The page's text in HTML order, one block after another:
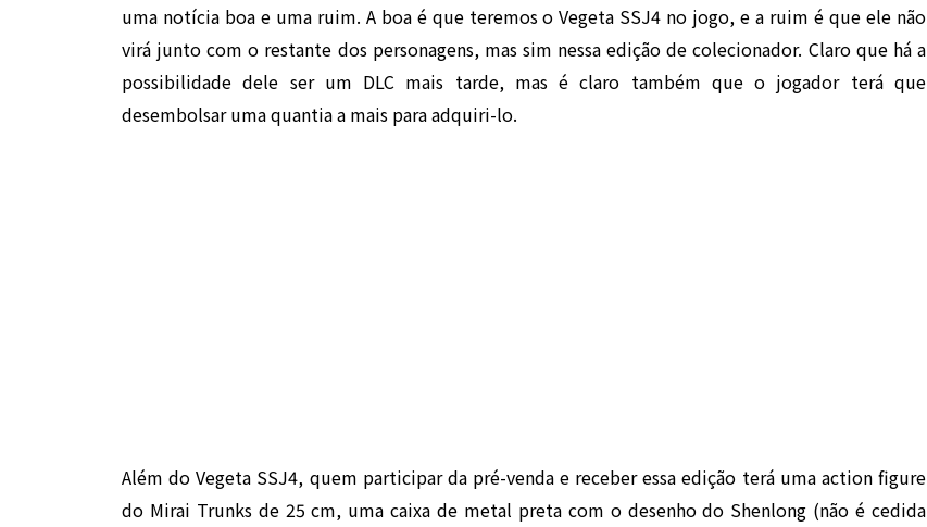
uma notícia boa e uma ruim. A boa é que teremos o Vegeta SSJ4 no jogo, e a ruim é que ele não
virá junto com o restante dos personagens, mas sim nessa edição de colecionador. Claro que há a
possibilidade dele ser um DLC mais tarde, mas é claro também que o jogador terá que
desembolsar uma quantia a mais para adquiri-lo.
Além do Vegeta SSJ4, quem participar da pré-venda e receber essa edição terá uma action figure
do Mirai Trunks de 25 cm, uma caixa de metal preta com o desenho do Shenlong (não é cedida